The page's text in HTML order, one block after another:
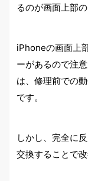
るのが画面上部
iPhoneの画面上
ーがあるので注
は、修理前での
です。
しかし、完全に
交換することで